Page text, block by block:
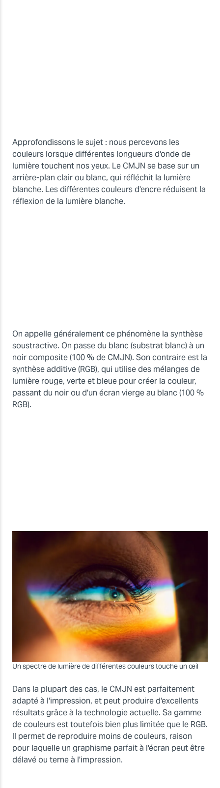
Approfondissons le sujet : nous percevons les
couleurs lorsque différentes longueurs d'onde de
lumière touchent nos yeux. Le CMJN se base sur un
arrière-plan clair ou blanc, qui réfléchit la lumière
blanche. Les différentes couleurs d'encre réduisent la
réflexion de la lumière blanche.
On appelle généralement ce phénomène la synthèse
soustractive. On passe du blanc (substrat blanc) à un
noir composite (100 % de CMJN). Son contraire est la
synthèse additive (RGB), qui utilise des mélanges de
lumière rouge, verte et bleue pour créer la couleur,
passant du noir ou d'un écran vierge au blanc (100 %
RGB).
Un spectre de lumière de différentes couleurs touche un œil
Dans la plupart des cas, le CMJN est parfaitement
adapté à l'impression, et peut produire d'excellents
résultats grâce à la technologie actuelle. Sa gamme
de couleurs est toutefois bien plus limitée que le RGB.
Il permet de reproduire moins de couleurs, raison
pour laquelle un graphisme parfait à l'écran peut être
délavé ou terne à l'impression.